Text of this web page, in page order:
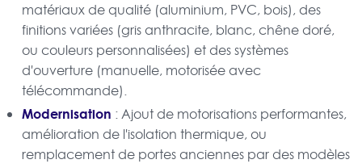
matériaux de qualité (aluminium, PVC, bois), des
finitions variées (gris anthracite, blanc, chêne doré,
ou couleurs personnalisées) et des systèmes
d'ouverture (manuelle, motorisée avec
télécommande).
Modernisation : Ajout de motorisations performantes,
amélioration de l'isolation thermique, ou
remplacement de portes anciennes par des modèles